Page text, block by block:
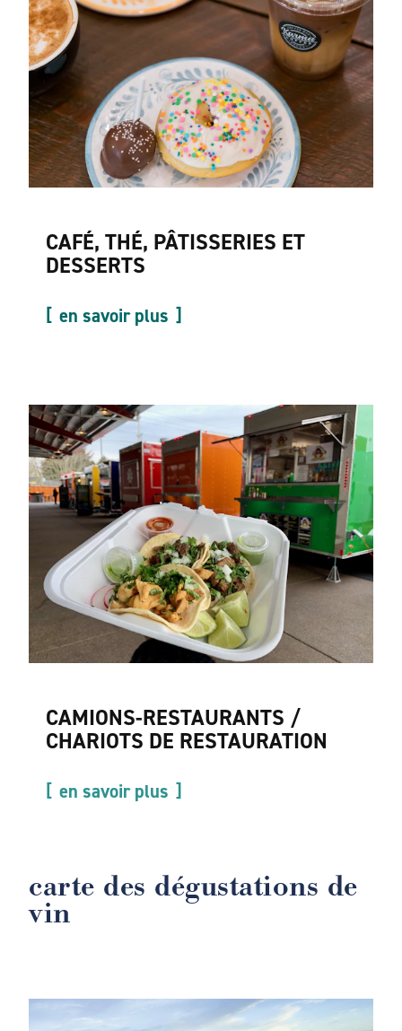
CAFÉ, THÉ, PÂTISSERIES ET
DESSERTS
en savoir plus
CAMIONS-RESTAURANTS /
CHARIOTS DE RESTAURATION
en savoir plus
carte des dégustations de
vin